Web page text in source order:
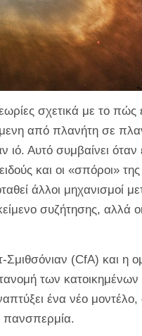
σχετικά με το πώς
από πλανήτη σε
Αυτό συμβαίνει όταν
και οι «σπόροι»
άλλοι μηχανισμοί
συζήτησης, αλλά
(CfA) και η
των
ένα νέο
πανσπερμία.